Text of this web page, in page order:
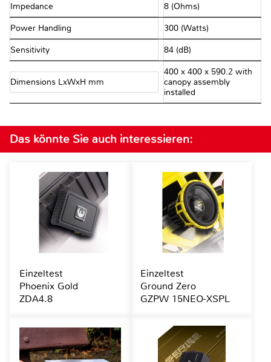
Impedance 8 (Ohms)
Power Handling 300 (Watts)
Sensitivity 84 (dB)
Dimensions LxWxH mm
400 x 400 x 590.2 with
canopy assembly
installed
Das könnte Sie auch interessieren:
Einzeltest
Phoenix Gold
ZDA4.8
Einzeltest
Ground Zero
GZPW 15NEO-XSPL